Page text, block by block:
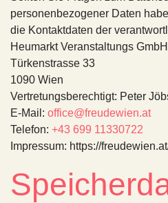
personenbezogener Daten
die Kontaktdaten der
Heumarkt Veranstaltungs GmbH
Türkenstrasse 33
1090 Wien
Vertretungsberechtigt: Peter
E-Mail: office@freudewien.at
Telefon: +43 699 11330722
Impressum: https://